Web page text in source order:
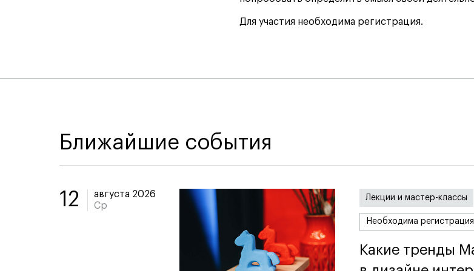
Для участия необходима регистрация.
Ближайшие события
12
августа 2026
Ср
Лекции и мастер-классы
Необходима регистрация
Какие тренды
Какие тренды